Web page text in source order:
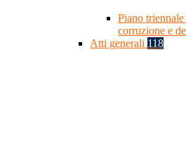
Piano
corruzione e
Atti generali 118